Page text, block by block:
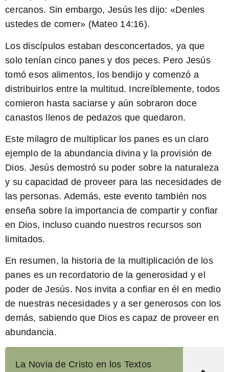
cercanos. Sin embargo, Jesús les dijo: «Denles
ustedes de comer» (Mateo 14:16).
Los discípulos estaban desconcertados, ya que
solo tenían cinco panes y dos peces. Pero Jesús
tomó esos alimentos, los bendijo y comenzó a
distribuirlos entre la multitud. Increíblemente, todos
comieron hasta saciarse y aún sobraron doce
canastos llenos de pedazos que quedaron.
Este milagro de multiplicar los panes es un claro
ejemplo de la abundancia divina y la provisión de
Dios. Jesús demostró su poder sobre la naturaleza
y su capacidad de proveer para las necesidades de
las personas. Además, este evento también nos
enseña sobre la importancia de compartir y confiar
en Dios, incluso cuando nuestros recursos son
limitados.
En resumen, la historia de la multiplicación de los
panes es un recordatorio de la generosidad y el
poder de Jesús. Nos invita a confiar en él en medio
de nuestras necesidades y a ser generosos con los
demás, sabiendo que Dios es capaz de proveer en
abundancia.
La Novia de Cristo en los Textos